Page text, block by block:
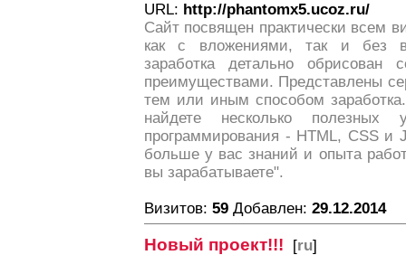
URL: http://phantomx5.ucoz.ru/
Cайт посвящен практически всем
как с вложениями, так и без
заработка детально
преимуществами. Представлены
тем или иным способом
найдете несколько
программирования - HTML, CSS
больше у вас знаний и опыта
вы зарабатываете".
Визитов: 59 Добавлен: 29.12.2014
Новый проект!!! [ru]